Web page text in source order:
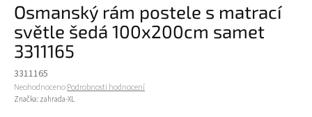
Osmanský rám postele s matrací
světle šedá 100x200cm samet
3311165
3311165
Průměrné hodnocení produktu je 0,0 z 5 hvězdiček.
NeohodnocenoPodrobnosti hodnocení
Značka: zahrada-XL